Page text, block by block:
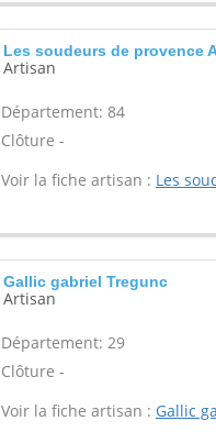
Les soudeurs de provence
Artisan
Département: 84
Clôture -
Voir la fiche artisan : Les
Gallic gabriel Tregunc
Artisan
Département: 29
Clôture -
Voir la fiche artisan : Gallic